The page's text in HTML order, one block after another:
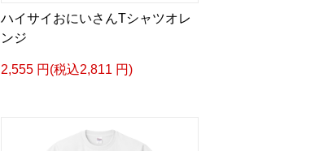
ハイサイおにいさんTシャツオレ
ンジ
2,555 円(税込2,811 円)